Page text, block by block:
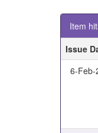
Item
Issue
6-Feb-